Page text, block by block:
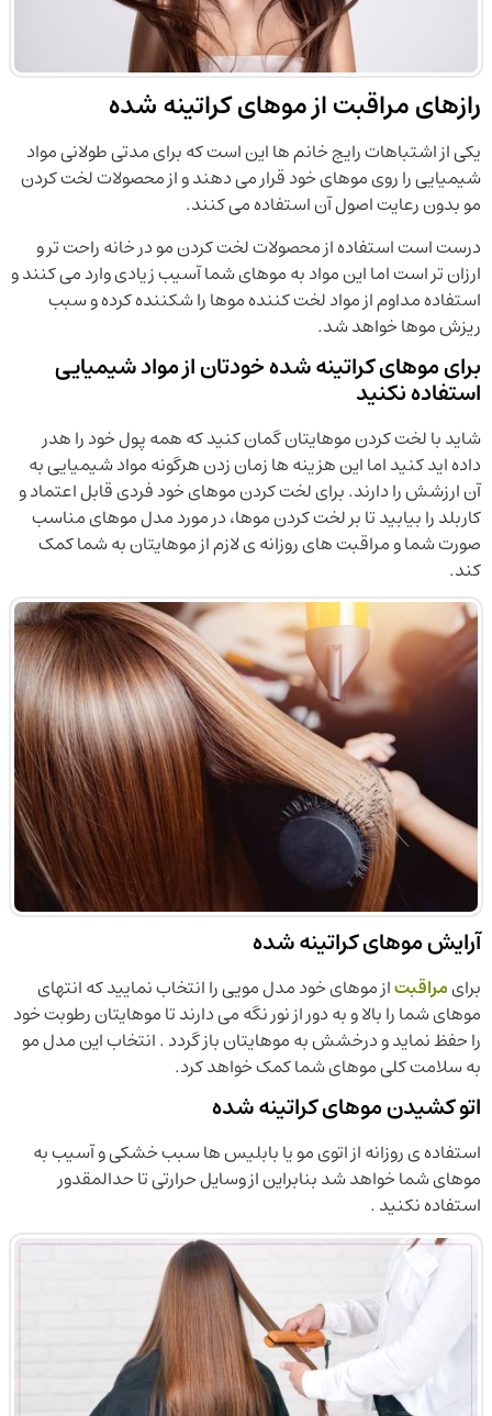
رازهای مراقبت از موهای کراتینه شده
یکی از اشتباهات رایج خانم ها این است که برای مدتی طولانی مواد
شیمیایی را روی موهای خود قرار می دهند و از محصولات لخت کردن
مو بدون رعایت اصول آن استفاده می کنند.
درست است استفاده از محصولات لخت کردن مو در خانه راحت تر و
ارزان تر است اما این مواد به موهای شما آسیب زیادی وارد می کنند و
استفاده مداوم از مواد لخت کننده موها را شکننده کرده و سبب
ریزش موها خواهد شد.
برای موهای کراتینه شده خودتان از مواد شیمیایی
استفاده نکنید
شاید با لخت کردن موهایتان گمان کنید که همه پول خود را هدر
داده اید کنید اما این هزینه ها زمان زدن هرگونه مواد شیمیایی به
آن ارزشش را دارند. برای لخت کردن موهای خود فردی قابل اعتماد و
کاربلد را بیابید تا بر لخت کردن موها، در مورد مدل موهای مناسب
صورت شما و مراقبت های روزانه ی لازم از موهایتان به شما کمک
کند.
آرایش موهای کراتینه شده
برایمراقبتاز موهای خود مدل مویی را انتخاب نمایید که انتهای
موهای شما را بالا و به دور از نور نگه می دارند تا موهایتان رطوبت خود
را حفظ نماید و درخشش به موهایتان باز گردد . انتخاب این مدل مو
به سلامت کلی موهای شما کمک خواهد کرد.
اتو کشیدن موهای کراتینه شده
استفاده ی روزانه از اتوی مو یا بابلیس ها سبب خشکی و آسیب به
موهای شما خواهد شد بنابراین از وسایل حرارتی تا حدالمقدور
استفاده نکنید .